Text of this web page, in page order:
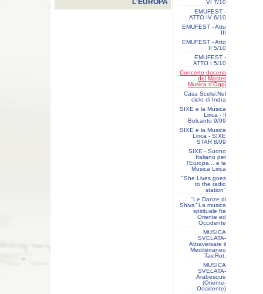
L'EUROPA
VI 7/10
EMUFEST -
ATTO IV 6/10
EMUFEST - Atto
III
EMUFEST - Atto
II 5/10
EMUFEST -
ATTO I 5/10
Concerto docenti
del Master
Musica d'Oggi
Casa Scelsi:Nel
cielo di Indra
SIXE e la Musica
Lirica - Il
Belcanto 9/09
SIXE e la Musica
Lirica - SIXE
STAR 8/09
SIXE - Suono
Italiano per
l'Europa... e la
Musica Lirica
"She Lives goes
to the radio
station"
“Le Danze di
Shiva” La musica
spirituale fra
Oriente ed
Occidente
MUSICA
SVELATA-
Attraversare il
Mediterraneo
Tav.Rot.
MUSICA
SVELATA-
Arabesque
(Oriente-
Occidente)